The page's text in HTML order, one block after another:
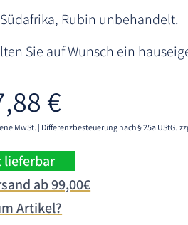
Rubin unbehandelt.
Sie auf Wunsch ein
€
MwSt. | Differenzbesteuerung nach § 25a UStG.
lieferbar
ab 99,00€
Artikel?